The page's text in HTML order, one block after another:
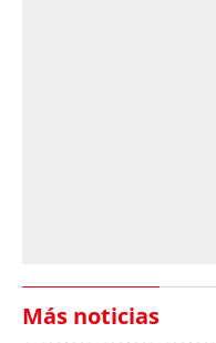
Más noticias